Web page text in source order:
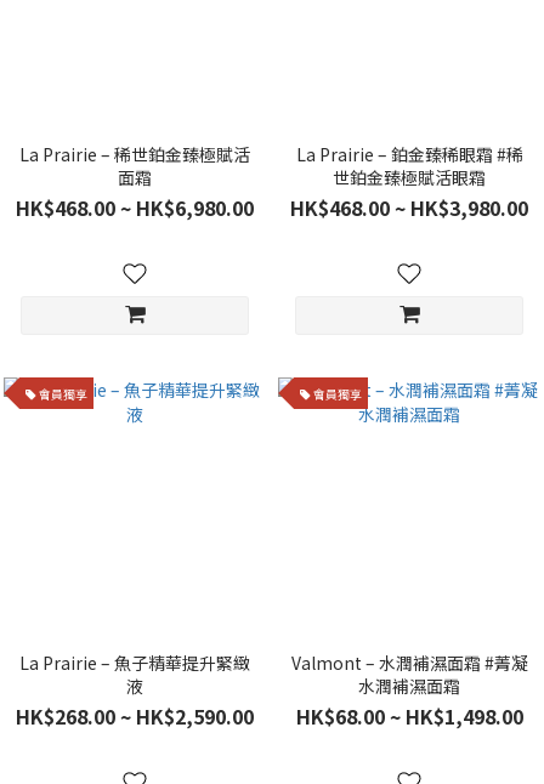
La Prairie – 稀世鉑金臻極賦活
面霜
HK$468.00 ~ HK$6,980.00
La Prairie – 鉑金臻稀眼霜 #稀
世鉑金臻極賦活眼霜
HK$468.00 ~ HK$3,980.00
會員獨享
La Prairie – 魚子精華提升緊緻
液
HK$268.00 ~ HK$2,590.00
會員獨享
Valmont – 水潤補濕面霜 #菁凝
水潤補濕面霜
HK$68.00 ~ HK$1,498.00